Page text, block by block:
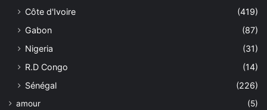
Côte d'Ivoire
(419)
Gabon
(87)
Nigeria
(31)
R.D Congo
(14)
Sénégal
(226)
amour
(5)